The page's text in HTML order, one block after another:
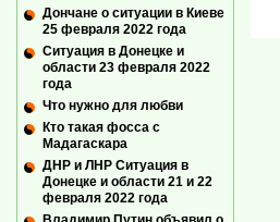
Дончане о ситуации в Киеве
25 февраля 2022 года
Ситуация в Донецке и
области 23 февраля 2022
года
Что нужно для любви
Кто такая фосса с
Мадагаскара
ДНР и ЛНР Ситуация в
Донецке и области 21 и 22
февраля 2022 года